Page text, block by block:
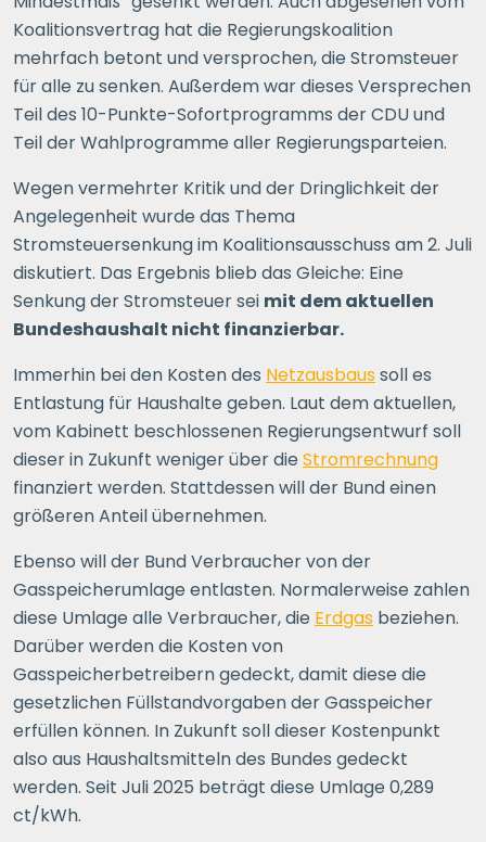
Koalitionsvertrag hat die Regierungskoalition
mehrfach betont und versprochen, die Stromsteuer
für alle zu senken. Außerdem war dieses Versprechen
Teil des 10-Punkte-Sofortprogramms der CDU und
Teil der Wahlprogramme aller Regierungsparteien.
Wegen vermehrter Kritik und der Dringlichkeit der
Angelegenheit wurde das Thema
Stromsteuersenkung im Koalitionsausschuss am 2. Juli
diskutiert. Das Ergebnis blieb das Gleiche: Eine
Senkung der Stromsteuer sei mit dem aktuellen
Bundeshaushalt nicht finanzierbar.
Immerhin bei den Kosten des Netzausbaussoll es
Entlastung für Haushalte geben. Laut dem aktuellen,
vom Kabinett beschlossenen Regierungsentwurf soll
dieser in Zukunft weniger über die Stromrechnung
finanziert werden. Stattdessen will der Bund einen
größeren Anteil übernehmen.
Ebenso will der Bund Verbraucher von der
Gasspeicherumlage entlasten. Normalerweise zahlen
diese Umlage alle Verbraucher, die Erdgas beziehen.
Darüber werden die Kosten von
Gasspeicherbetreibern gedeckt, damit diese die
gesetzlichen Füllstandvorgaben der Gasspeicher
erfüllen können. In Zukunft soll dieser Kostenpunkt
also aus Haushaltsmitteln des Bundes gedeckt
werden. Seit Juli 2025 beträgt diese Umlage 0,289
ct/kWh.